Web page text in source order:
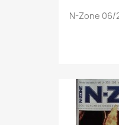

N-Zone 06/